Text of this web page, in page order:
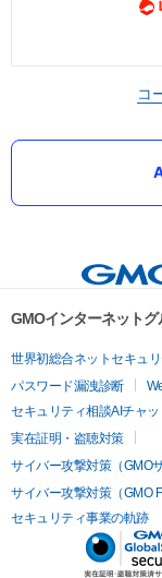
コ
GMOインターネット
世界初総合ネットセキュ
パスワード漏洩診断
セキュリティ相談AIチャッ
実在証明・盗聴対策
サイバー攻撃対策（GMO
サイバー攻撃対策（GMO
セキュリティ事業の軌跡